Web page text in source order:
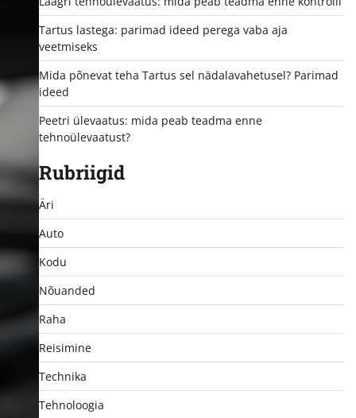
Tartus lastega: parimad ideed perega vaba aja
veetmiseks
Mida põnevat teha Tartus sel nädalavahetusel? Parimad
ideed
Peetri ülevaatus: mida peab teadma enne
tehnoülevaatust?
Rubriigid
Äri
Auto
Kodu
Nõuanded
Raha
Reisimine
Technika
Tehnoloogia